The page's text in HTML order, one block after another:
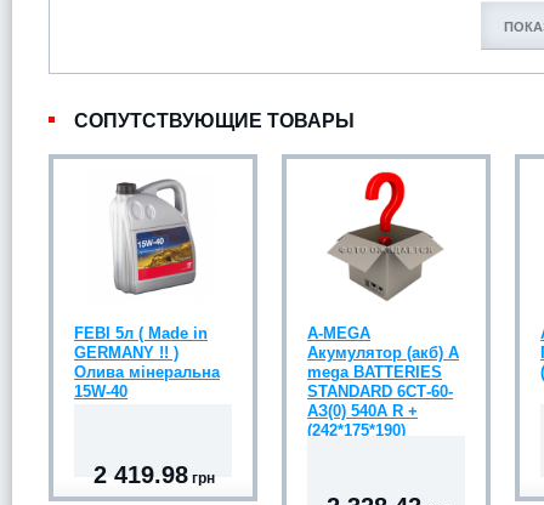
СОПУТСТВУЮЩИЕ ТОВАРЫ
FEBI 5л ( Made in
GERMANY !! )
Олива мінеральна
15W-40
2 419.98 грн
A-MEGA
Акумулятор (акб) A
mega BATTERIES
STANDARD 6СТ-60-
АЗ(0) 540A R +
(242*175*190)